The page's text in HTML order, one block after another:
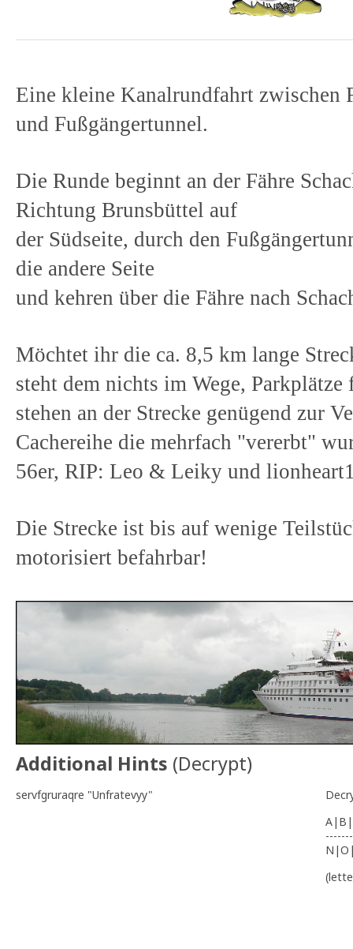
Eine kleine Kanalrundfahrt zwischen
und Fußgängertunnel.
Die Runde beginnt an der Fähre
Richtung Brunsbüttel auf
der Südseite, durch den
die andere Seite
und kehren über die Fähre nach
Möchtet ihr die ca. 8,5 km lange
steht dem nichts im Wege, Parkplätze
stehen an der Strecke genügend zur
Cachereihe die mehrfach "vererbt"
56er, RIP: Leo & Leiky und
Die Strecke ist bis auf wenige
motorisiert befahrbar!
Additional Hints (Decrypt)
servfgruraqre "Unfratevyy"